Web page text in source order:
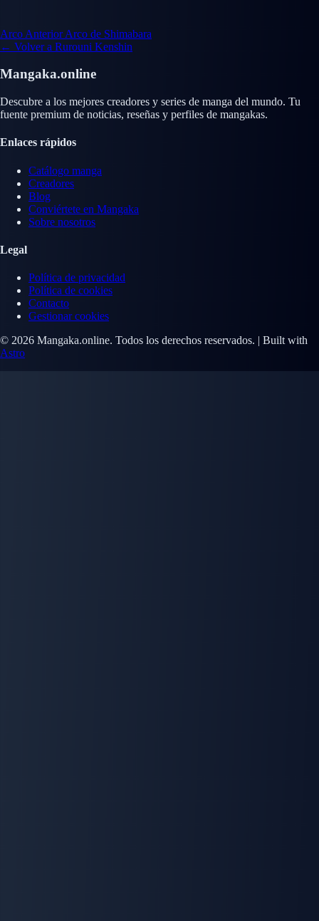
Arco Anterior Arco de Shimabara
← Volver a Rurouni Kenshin
Mangaka.online
Descubre a los mejores creadores y series de manga del mundo. Tu
fuente premium de noticias, reseñas y perfiles de mangakas.
Enlaces rápidos
Catálogo manga
Creadores
Blog
Conviértete en Mangaka
Sobre nosotros
Legal
Política de privacidad
Política de cookies
Contacto
Gestionar cookies
© 2026 Mangaka.online. Todos los derechos reservados. | Built with
Astro